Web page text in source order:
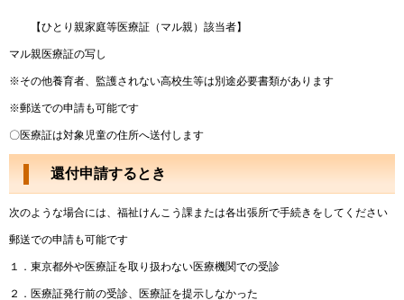
【ひとり親家庭等医療証（マル親）該当者】
マル親医療証の写し
※その他養育者、監護されない高校生等は別途必要書類があります
※郵送での申請も可能です
〇医療証は対象児童の住所へ送付します
還付申請するとき
次のような場合には、福祉けんこう課または各出張所で手続きをしてください
郵送での申請も可能です
１．東京都外や医療証を取り扱わない医療機関での受診
２．医療証発行前の受診、医療証を提示しなかった